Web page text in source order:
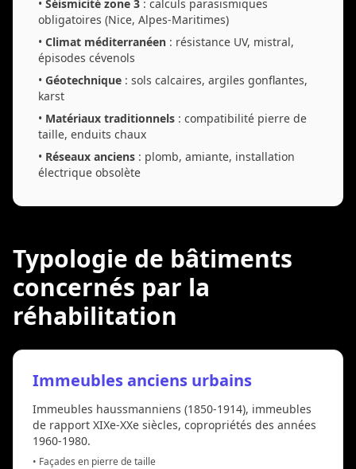
• Séismicité zone 3 : calculs parasismiques
obligatoires (Nice, Alpes-Maritimes)
• Climat méditerranéen : résistance UV, mistral,
épisodes cévenols
• Géotechnique : sols calcaires, argiles gonflantes,
karst
• Matériaux traditionnels : compatibilité pierre de
taille, enduits chaux
• Réseaux anciens : plomb, amiante, installation
électrique obsolète
Typologie de bâtiments
concernés par la
réhabilitation
Immeubles anciens urbains
Immeubles haussmanniens (1850-1914), immeubles
de rapport XIXe-XXe siècles, copropriétés des années
1960-1980.
• Façades en pierre de taille